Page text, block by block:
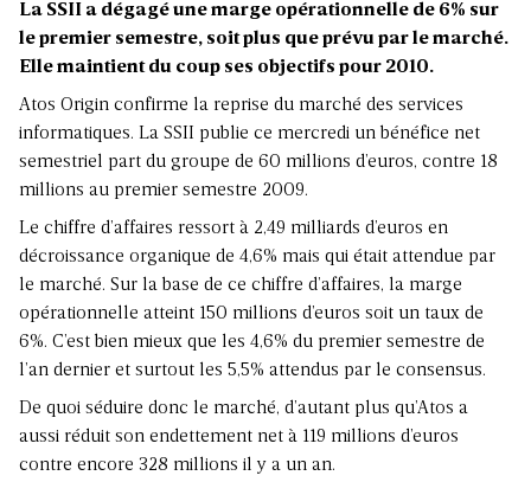
La SSII a dégagé une marge opérationnelle de 6% sur
le premier semestre, soit plus que prévu par le marché.
Elle maintient du coup ses objectifs pour 2010.
Atos Origin confirme la reprise du marché des services
informatiques. La SSII publie ce mercredi un bénéfice net
semestriel part du groupe de 60 millions d’euros, contre 18
millions au premier semestre 2009.
Le chiffre d’affaires ressort à 2,49 milliards d’euros en
décroissance organique de 4,6% mais qui était attendue par
le marché. Sur la base de ce chiffre d’affaires, la marge
opérationnelle atteint 150 millions d’euros soit un taux de
6%. C’est bien mieux que les 4,6% du premier semestre de
l’an dernier et surtout les 5,5% attendus par le consensus.
De quoi séduire donc le marché, d’autant plus qu’Atos a
aussi réduit son endettement net à 119 millions d’euros
contre encore 328 millions il y a un an.